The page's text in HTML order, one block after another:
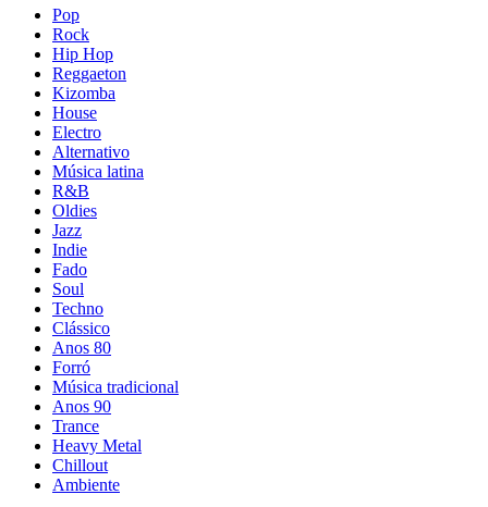
Pop
Rock
Hip Hop
Reggaeton
Kizomba
House
Electro
Alternativo
Música latina
R&B
Oldies
Jazz
Indie
Fado
Soul
Techno
Clássico
Anos 80
Forró
Música tradicional
Anos 90
Trance
Heavy Metal
Chillout
Ambiente